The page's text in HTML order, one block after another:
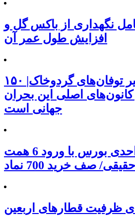
نگهداری از باکس گل و
افزایش طول عمر آن
۱۵۰ کشور درگیر توفان‌های گردوخاک|
کانون‌های اصلی این بحران
جهانی است
رشد 130 هزار واحدی بورس با ورود 6 همت
صف خرید 700 نماد